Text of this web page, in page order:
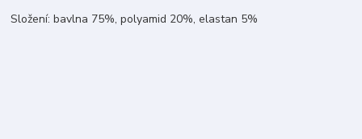
Složení: bavlna 75%, polyamid 20%, elastan 5%